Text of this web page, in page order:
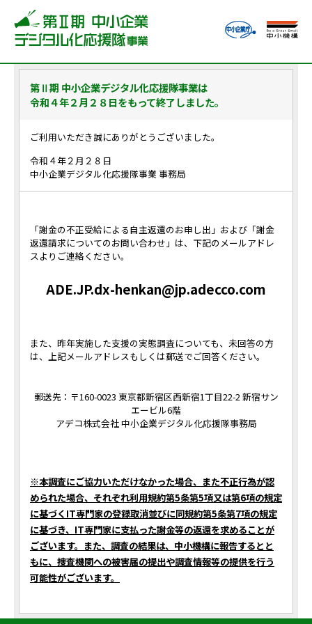
第Ⅱ期 中小企業デジタル化応援隊事業は
令和４年２月２８日をもって終了しました。
ご利用いただき誠にありがとうございました。
令和４年２月２８日
中小企業デジタル化応援隊事業 事務局
「謝金の不正受給による自主返還のお申し出」および「謝金
返還請求についてのお問い合わせ」は、下記のメールアドレ
スよりご連絡ください。
ADE.JP.dx-henkan@jp.adecco.com
また、昨年実施した支援の実態調査についても、未回答の方
は、上記メールアドレスもしくは郵送でご回答ください。
郵送先：〒160-0023 東京都新宿区西新宿1丁目22-2 新宿サン
エービル6階
アデコ株式会社 中小企業デジタル化応援隊事務局
※本調査にご協力いただけなかった場合、また不正行為が認
められた場合、それぞれ利用規約第5条第5項又は第6項の規定
に基づくIT専門家の登録取消並びに同規約第5条第7項の規定
に基づき、IT専門家に支払った謝金等の返還を求めることが
ございます。また、調査の結果は、中小機構に報告するとと
もに、捜査機関への被害届の提出や調査情報等の提供を行う
可能性がございます。